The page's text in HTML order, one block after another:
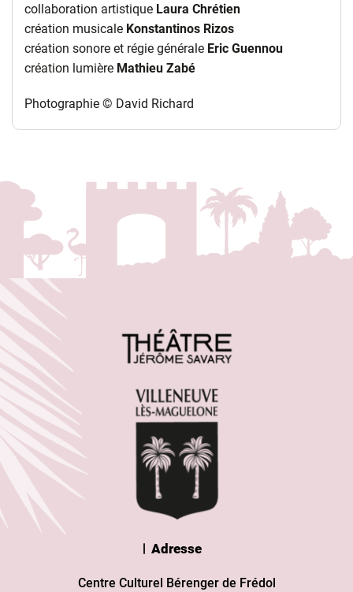
collaboration artistique Laura Chrétien
création musicale Konstantinos Rizos
création sonore et régie générale Eric Guennou
création lumière Mathieu Zabé
Photographie © David Richard
Adresse
Centre Culturel Bérenger de Frédol